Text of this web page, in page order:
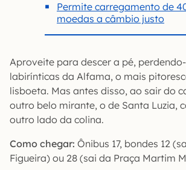
Permite carregamento de
moedas a câmbio justo
Aproveite para descer a pé,
labirínticas da Alfama, o mais
lisboeta. Mas antes disso, ao sair do
outro belo mirante, o de Santa Luzia,
outro lado da colina.
Como chegar: Ônibus 17, bondes 12
Figueira) ou 28 (sai da Praça Martim